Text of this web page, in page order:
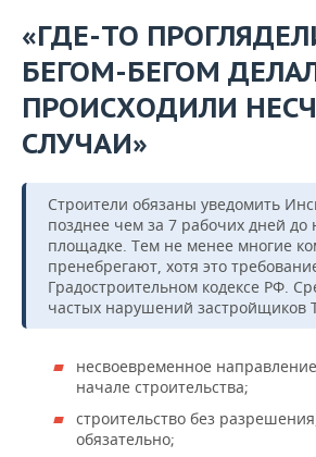
«ГДЕ-ТО
БЕГОМ-БЕГОМ
ПРОИСХОДИЛИ
СЛУЧАИ»
Строители обязаны уведомить
позднее чем за 7 рабочих дней до
площадке. Тем не менее многие
пренебрегают, хотя это
Градостроительном кодексе РФ.
частых нарушений застройщиков
несвоевременное
начале строительства;
строительство без
обязательно;